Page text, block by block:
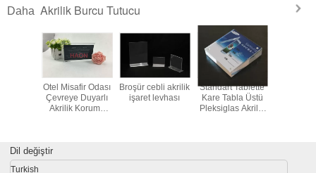
Daha Akrilik Burcu Tutucu
Otel Misafir Odası
Çevreye Duyarlı
Akrilik Koruma
Broşür cebli akrilik
işaret levhası
Standart Tablette
Kare Tabla Üstü
Pleksiglas Akrilik
Dil değiştir
Turkish